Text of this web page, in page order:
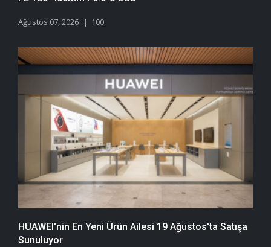
Ağustos 07, 2026 100
HUAWEI'nin En Yeni Ürün Ailesi 19 Ağustos'ta Satışa
Sunuluyor